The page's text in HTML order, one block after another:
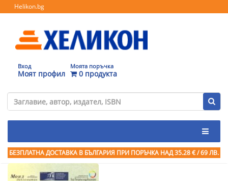
Helikon.bg
Вход
Моят профил
Моята поръчка
0 продукта
БЕЗПЛАТНА ДОСТАВКА В БЪЛГАРИЯ ПРИ ПОРЪЧКА НАД 35.28 € / 69 ЛВ.